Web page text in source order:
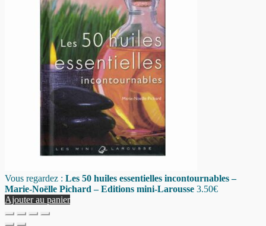
Vous regardez : Les 50 huiles essentielles incontournables –
Marie-Noëlle Pichard – Editions mini-Larousse 3.50€
Ajouter au panier